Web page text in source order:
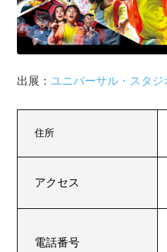
出展： ユニバーサル・スタジ
住所
アクセス
電話番号